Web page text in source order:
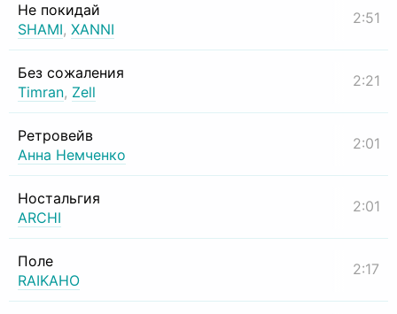
Не покидай
SHAMI, XANNI
2:51
Без сожаления
Timran, Zell
2:21
Ретровейв
Анна Немченко
2:01
Ностальгия
ARCHI
2:01
Поле
RAIKAHO
2:17